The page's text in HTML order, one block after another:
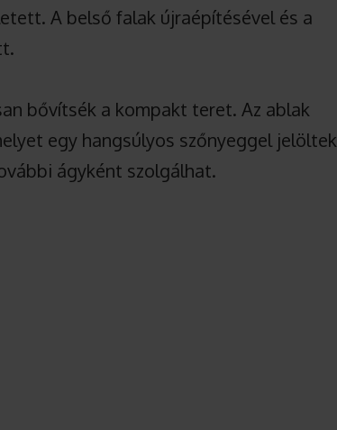
A belső falak újraépítésével és a
bővítsék a kompakt teret. Az ablak
egy hangsúlyos szőnyeggel jelöltek
ágyként szolgálhat.